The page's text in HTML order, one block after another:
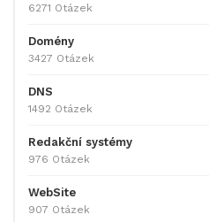
6271 Otázek
Domény
3427 Otázek
DNS
1492 Otázek
Redakční systémy
976 Otázek
WebSite
907 Otázek